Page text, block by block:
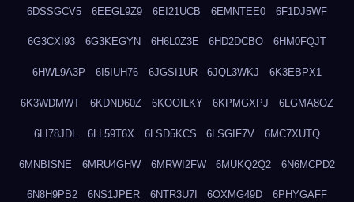
6DSSGCV5 6EEGL9Z9 6EI21UCB 6EMNTEE0 6F1DJ5WF
6G3CXI93 6G3KEGYN 6H6L0Z3E 6HD2DCBO 6HM0FQJT
6HWL9A3P 6I5IUH76 6JGSI1UR 6JQL3WKJ 6K3EBPX1
6K3WDMWT 6KDND60Z 6KOOILKY 6KPMGXPJ 6LGMA8OZ
6LI78JDL 6LL59T6X 6LSD5KCS 6LSGIF7V 6MC7XUTQ
6MNBISNE 6MRU4GHW 6MRWI2FW 6MUKQ2Q2 6N6MCPD2
6N8H9PB2 6NS1JPER 6NTR3U7I 6OXMG49D 6PHYGAFF